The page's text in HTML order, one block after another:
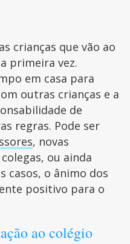
crianças que vão ao
primeira vez.
em casa para
outras crianças e a
de
regras. Pode ser
, novas
ou ainda
casos, o ânimo dos
positivo para o
ao colégio